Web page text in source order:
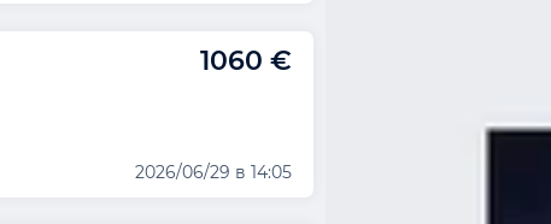
1060 €
2026/06/29 в 14:05